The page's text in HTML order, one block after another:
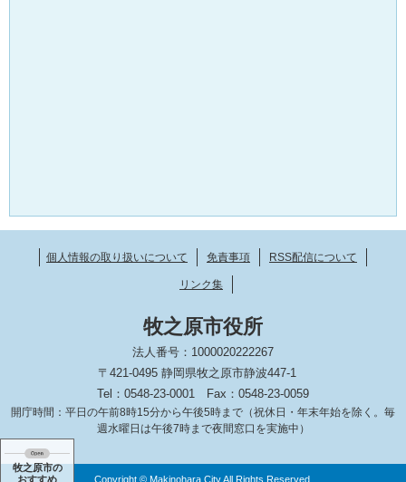
個人情報の取り扱いについて 免責事項 RSS配信について
リンク集
牧之原市役所
法人番号：1000020222267
〒421-0495 静岡県牧之原市静波447-1
Tel：0548-23-0001
Fax：0548-23-0059
開庁時間：平日の午前8時15分から午後5時まで（祝休日・年末年始を除く。毎
週水曜日は午後7時まで夜間窓口を実施中）
牧之原市の
おすすめ
Copyright © Makinohara City All Rights Reserved.